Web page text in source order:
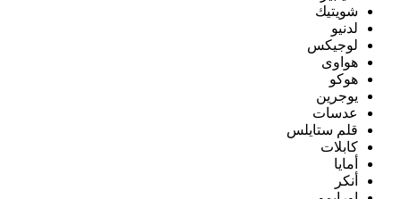
شويتيك
لدنيو
لوجيكس
هواوى
هوكو
يوجرين
عدسات
قلم ستايلس
كابلات
أمايا
أنكر